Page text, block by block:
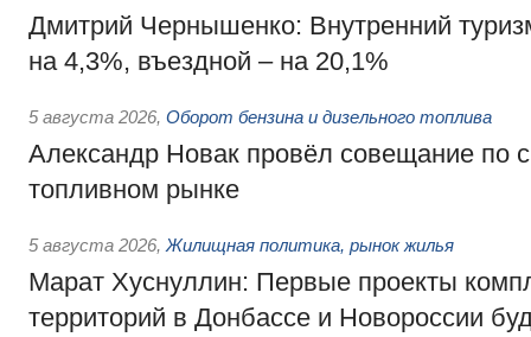
Дмитрий Чернышенко: Внутренний
на 4,3%, въездной – на 20,1%
5 августа 2026, Оборот бензина и дизельного топлива
Александр Новак провёл совещание по
топливном рынке
5 августа 2026, Жилищная политика, рынок жилья
Марат Хуснуллин: Первые проекты
территорий в Донбассе и Новороссии